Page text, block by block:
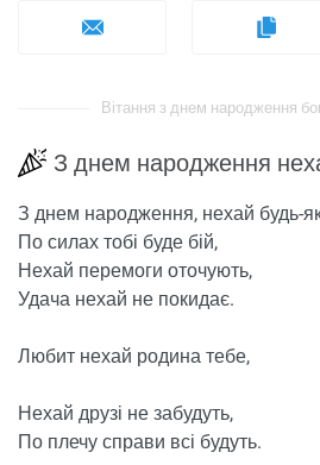
Вітання з днем ​​народження
З днем ​​народження
З днем ​​народження, нехай будь-
По силах тобі буде бій,
Нехай перемоги оточують,
Удача нехай не покидає.
Любит нехай родина тебе,
Нехай друзі не забудуть,
По плечу справи всі будуть.